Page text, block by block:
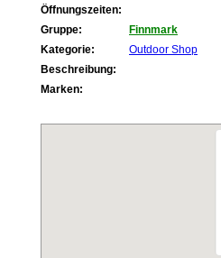
Öffnungszeiten:
Gruppe:
Finnmark
Kategorie:
Outdoor Shop
Beschreibung:
Marken: